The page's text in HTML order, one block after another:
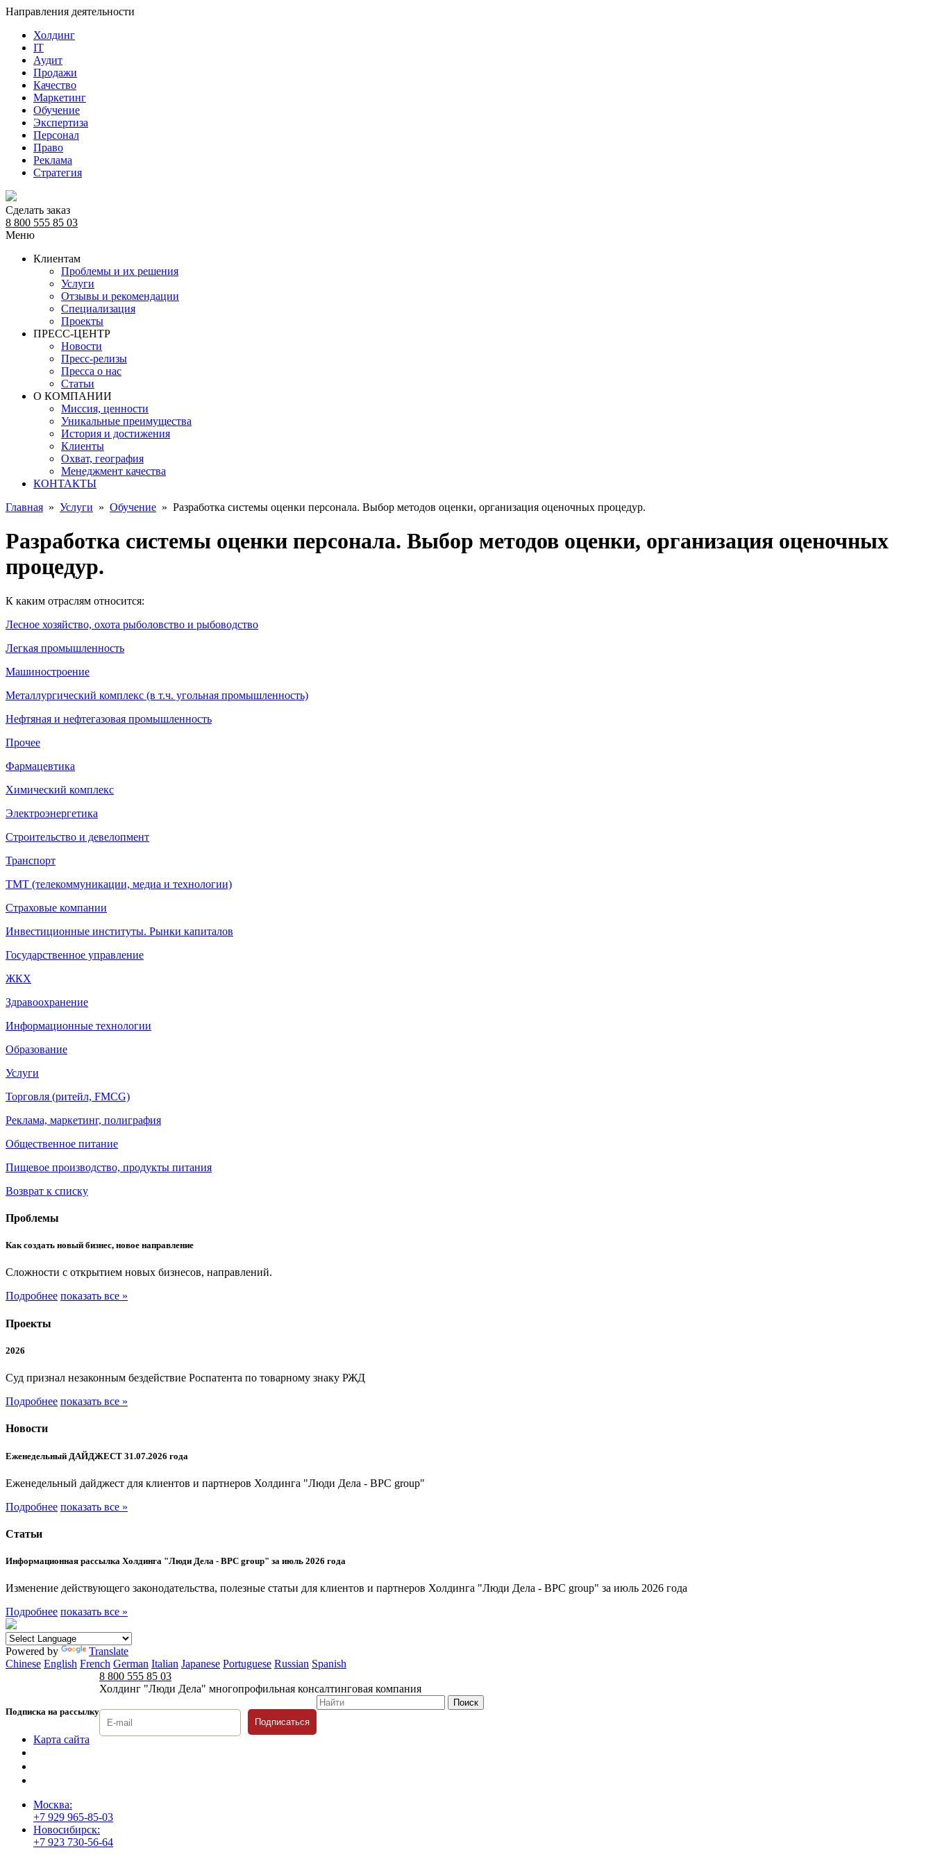
Направления деятельности
Холдинг
IT
Аудит
Продажи
Качество
Маркетинг
Обучение
Экспертиза
Персонал
Право
Реклама
Стратегия
Сделать заказ
8 800 555 85 03
Меню
Клиентам
Проблемы и их решения
Услуги
Отзывы и рекомендации
Специализация
Проекты
ПРЕСС-ЦЕНТР
Новости
Пресс-релизы
Пресса о нас
Статьи
О КОМПАНИИ
Миссия, ценности
Уникальные преимущества
История и достижения
Клиенты
Охват, география
Менеджмент качества
КОНТАКТЫ
Главная » Услуги » Обучение » Разработка системы оценки персонала. Выбор методов оценки, организация оценочных процедур.
Разработка системы оценки персонала. Выбор методов оценки, организация оценочных
процедур.
К каким отраслям относится:
Лесное хозяйство, охота рыболовство и рыбоводство
Легкая промышленность
Машиностроение
Металлургический комплекс (в т.ч. угольная промышленность)
Нефтяная и нефтегазовая промышленность
Прочее
Фармацевтика
Химический комплекс
Электроэнергетика
Строительство и девелопмент
Транспорт
ТМТ (телекоммуникации, медиа и технологии)
Страховые компании
Инвестиционные институты. Рынки капиталов
Государственное управление
ЖКХ
Здравоохранение
Информационные технологии
Образование
Услуги
Торговля (ритейл, FMCG)
Реклама, маркетинг, полиграфия
Общественное питание
Пищевое производство, продукты питания
Возврат к списку
Проблемы
Как создать новый бизнес, новое направление
Сложности с открытием новых бизнесов, направлений.
Подробнее показать все »
Проекты
2026
Суд признал незаконным бездействие Роспатента по товарному знаку РЖД
Подробнее показать все »
Новости
Еженедельный ДАЙДЖЕСТ 31.07.2026 года
Еженедельный дайджест для клиентов и партнеров Холдинга "Люди Дела - BPC group"
Подробнее показать все »
Статьи
Информационная рассылка Холдинга "Люди Дела - BPC group" за июль 2026 года
Изменение действующего законодательства, полезные статьи для клиентов и партнеров Холдинга "Люди Дела - BPC group" за июль 2026 года
Подробнее показать все »
Powered by
Translate
Chinese English French German Italian Japanese Portuguese Russian Spanish
Подписка на рассылку
8 800 555 85 03
Холдинг "Люди Дела" многопрофильная консалтинговая компания
Подписаться
Карта сайта
Москва:
+7 929 965-85-03
Новосибирск:
+7 923 730-56-64